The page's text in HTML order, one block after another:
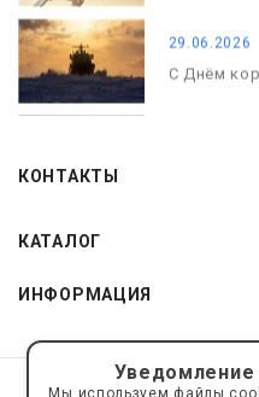
29.06.2026
С Днём
КОНТАКТЫ
КАТАЛОГ
ИНФОРМАЦИЯ
© 2019—2026 Интернет
Мы используем файлы